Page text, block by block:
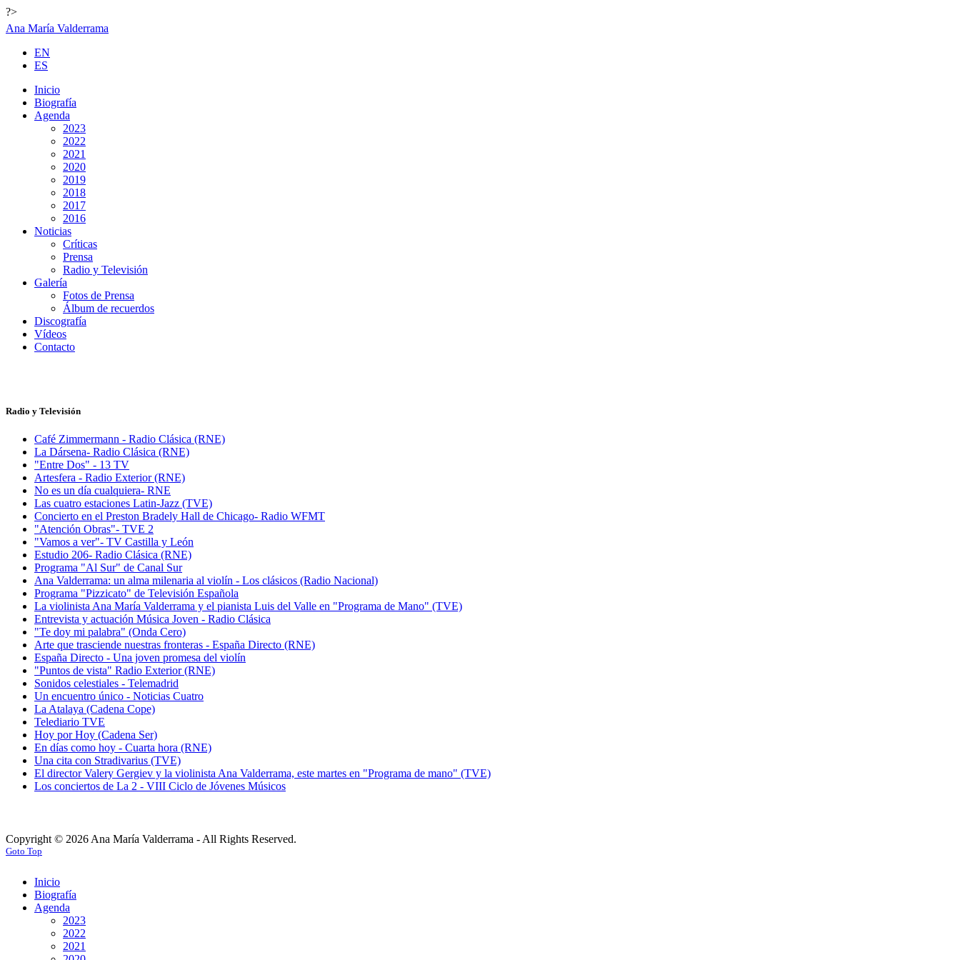
?>
Ana María Valderrama
EN
ES
Inicio
Biografía
Agenda
2023
2022
2021
2020
2019
2018
2017
2016
Noticias
Críticas
Prensa
Radio y Televisión
Galería
Fotos de Prensa
Álbum de recuerdos
Discografía
Vídeos
Contacto
Radio y Televisión
Café Zimmermann - Radio Clásica (RNE)
La Dársena- Radio Clásica (RNE)
"Entre Dos" - 13 TV
Artesfera - Radio Exterior (RNE)
No es un día cualquiera- RNE
Las cuatro estaciones Latin-Jazz (TVE)
Concierto en el Preston Bradely Hall de Chicago- Radio WFMT
"Atención Obras"- TVE 2
"Vamos a ver"- TV Castilla y León
Estudio 206- Radio Clásica (RNE)
Programa "Al Sur" de Canal Sur
Ana Valderrama: un alma milenaria al violín - Los clásicos (Radio Nacional)
Programa "Pizzicato" de Televisión Española
La violinista Ana María Valderrama y el pianista Luis del Valle en "Programa de Mano" (TVE)
Entrevista y actuación Música Joven - Radio Clásica
"Te doy mi palabra" (Onda Cero)
Arte que trasciende nuestras fronteras - España Directo (RNE)
España Directo - Una joven promesa del violín
"Puntos de vista" Radio Exterior (RNE)
Sonidos celestiales - Telemadrid
Un encuentro único - Noticias Cuatro
La Atalaya (Cadena Cope)
Telediario TVE
Hoy por Hoy (Cadena Ser)
En días como hoy - Cuarta hora (RNE)
Una cita con Stradivarius (TVE)
El director Valery Gergiev y la violinista Ana Valderrama, este martes en "Programa de mano" (TVE)
Los conciertos de La 2 - VIII Ciclo de Jóvenes Músicos
Copyright © 2026 Ana María Valderrama - All Rights Reserved.
Goto Top
Inicio
Biografía
Agenda
2023
2022
2021